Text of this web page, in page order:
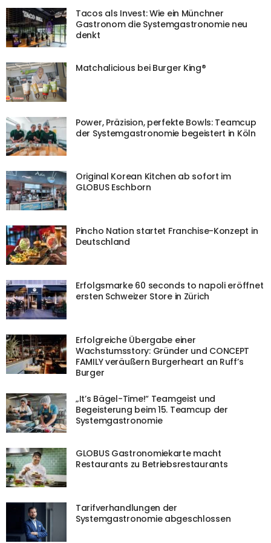
Tacos als Invest: Wie ein Münchner
Gastronom die Systemgastronomie neu
denkt
Matchalicious bei Burger King®
Power, Präzision, perfekte Bowls: Teamcup
der Systemgastronomie begeistert in Köln
Original Korean Kitchen ab sofort im
GLOBUS Eschborn
Pincho Nation startet Franchise-Konzept in
Deutschland
Erfolgsmarke 60 seconds to napoli eröffnet
ersten Schweizer Store in Zürich
Erfolgreiche Übergabe einer
Wachstumsstory: Gründer und CONCEPT
FAMILY veräußern Burgerheart an Ruff’s
Burger
„It’s Bägel-Time!“ Teamgeist und
Begeisterung beim 15. Teamcup der
Systemgastronomie
GLOBUS Gastronomiekarte macht
Restaurants zu Betriebsrestaurants
Tarifverhandlungen der
Systemgastronomie abgeschlossen